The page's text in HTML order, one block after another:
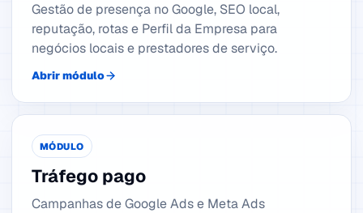
Gestão de presença no Google, SEO local,
reputação, rotas e Perfil da Empresa para
negócios locais e prestadores de serviço.
Abrir módulo
MÓDULO
Tráfego pago
Campanhas de Google Ads e Meta Ads